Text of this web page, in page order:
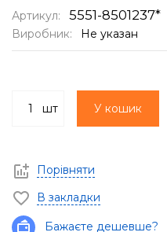
Артикул: 5551-8501237*
Виробник:
Не указан
шт У кошик
Порівняти
В закладки
Бажаєте дешевше?